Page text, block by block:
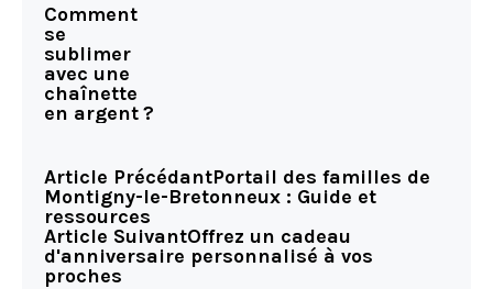
Comment
se
sublimer
avec une
chaînette
en argent ?
Article PrécédantPortail des familles de
Montigny-le-Bretonneux : Guide et
ressources
Article SuivantOffrez un cadeau
d'anniversaire personnalisé à vos
proches